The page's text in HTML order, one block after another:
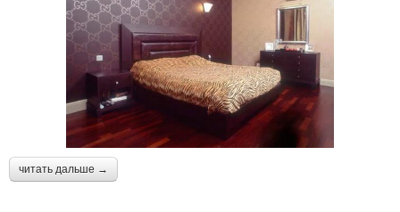
читать дальше →